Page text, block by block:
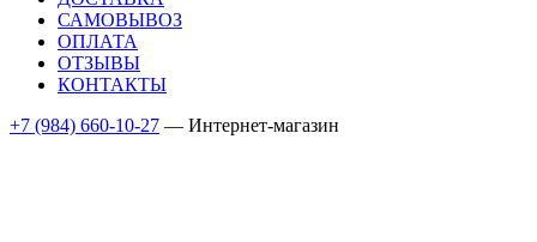
САМОВЫВОЗ
ОПЛАТА
ОТЗЫВЫ
КОНТАКТЫ
+7 (984) 660-10-27 — Интернет-магазин